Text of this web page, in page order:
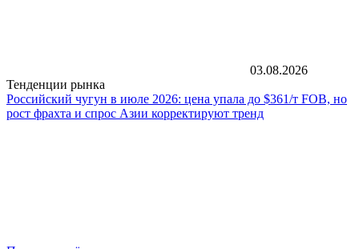
03.08.2026
Тенденции рынка
Российский чугун в июле 2026: цена упала до $361/т FOB, но
рост фрахта и спрос Азии корректируют тренд